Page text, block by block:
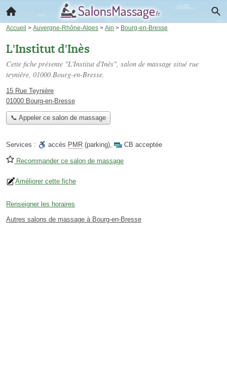
Accueil > Auvergne-Rhône-Alpes > Ain > Bourg-en-Bresse
L'Institut d'Inès
Cette fiche présente "L'Institut d'Inès", salon de massage situé rue
teynière, 01000 Bourg-en-Bresse.
15 Rue Teynière
01000 Bourg-en-Bresse
📞 Appeler ce salon de massage
Services : accès PMR (parking), CB acceptée
Recommander ce salon de massage
Améliorer cette fiche
Renseigner les horaires
Autres salons de massage à Bourg-en-Bresse